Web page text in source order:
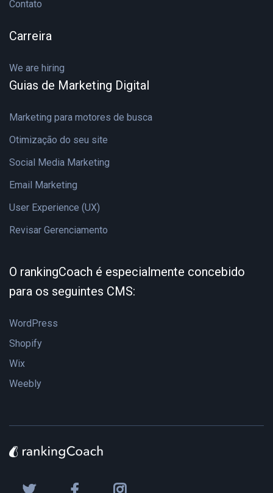
Contato
Carreira
We are hiring
Guias de Marketing Digital
Marketing para motores de busca
Otimização do seu site
Social Media Marketing
Email Marketing
User Experience (UX)
Revisar Gerenciamento
O rankingCoach é especialmente concebido
para os seguintes CMS:
WordPress
Shopify
Wix
Weebly